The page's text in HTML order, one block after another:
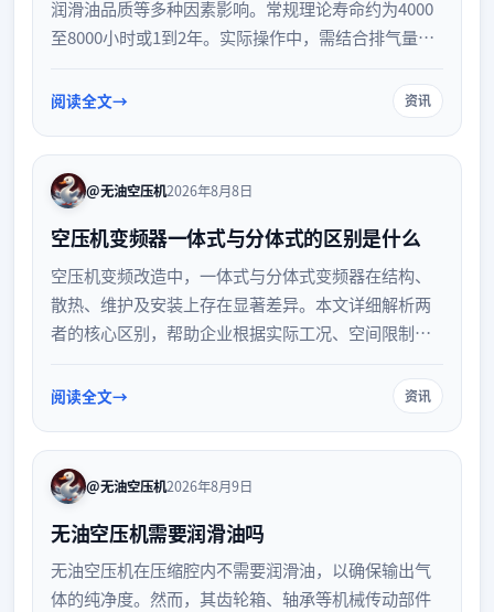
润滑油品质等多种因素影响。常规理论寿命约为4000
至8000小时或1到2年。实际操作中，需结合排气量下
更换以保障设备高效稳定运行。
阅读全文 资讯
@无油空压机2026年8月8日
空压机变频器一体式与分体式的区别是什么
空压机变频改造中，一体式与分体式变频器在结构、
散热、维护及安装上存在显著差异。本文详细解析两
者的核心区别，帮助企业根据实际工况、空间限制及
运行效率。
阅读全文 资讯
@无油空压机2026年8月9日
无油空压机需要润滑油吗
无油空压机在压缩腔内不需要润滑油，以确保输出气
体的纯净度。然而，其齿轮箱、轴承等机械传动部件